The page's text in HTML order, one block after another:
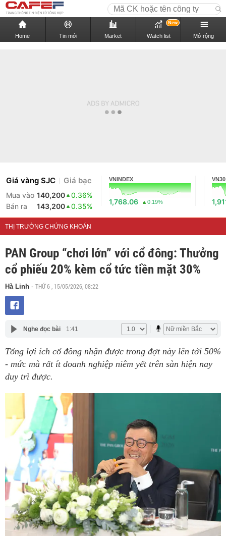
Home Tin mới Market Watch list
New
Mở rộng
Giá vàng SJC Giá bạc
Mua vào 140,200
0.36%
Bán ra
143,200 0.35%
VNINDEX
1,768.06 0.19%
VN30
THỊ TRƯỜNG CHỨNG KHOÁN
PAN Group “chơi lớn” với cổ đông: Thưởng
cổ phiếu 20% kèm cổ tức tiền mặt 30%
Hà Linh - THỨ 6 , 15/05/2026, 08:22
Nghe đọc bài 1:41
Tổng lợi ích cổ đông nhận được trong đợt này lên tới 50%
- mức mà rất ít doanh nghiệp niêm yết trên sàn hiện nay
duy trì được.